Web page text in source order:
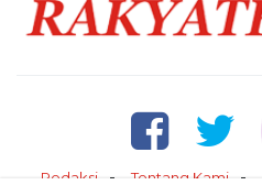
Redaksi Tentang Kami